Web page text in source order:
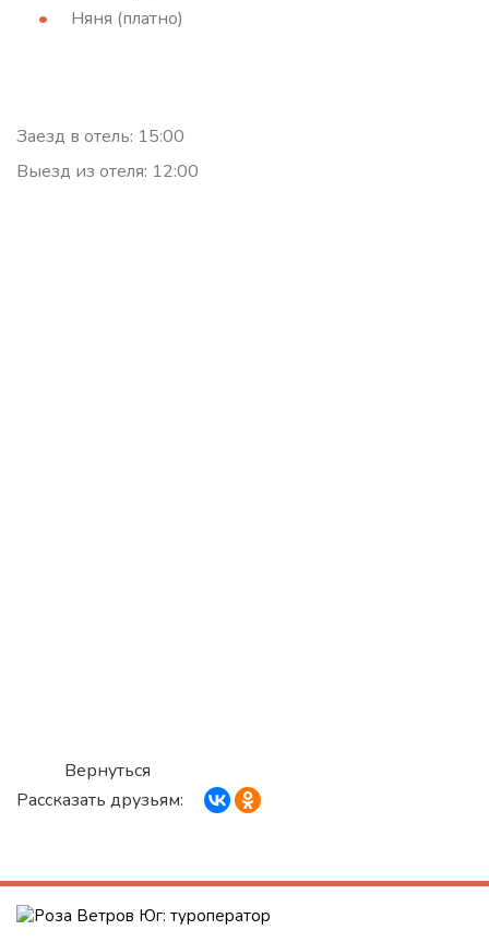
Няня (платно)
Заезд в отель: 15:00
Выезд из отеля: 12:00
Вернуться
Рассказать друзьям: